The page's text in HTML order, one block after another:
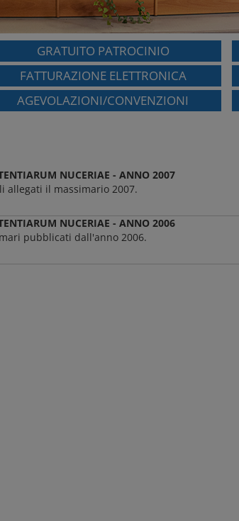
GRATUITO PATROCINIO
FATTURAZIONE ELETTRONICA
AGEVOLAZIONI/CONVENZIONI
NUCERIAE - ANNO 2007
allegati il massimario 2007.
NUCERIAE - ANNO 2006
pubblicati dall'anno 2006.